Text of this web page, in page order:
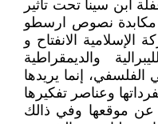
ابن سينا تحت تأثير
نصوص ارسطو
الانفتاح و
والديمقراطية
الفلسفي، إنما يريدها
وعناصر تفكيرها
عن موقعها وفي ذالك